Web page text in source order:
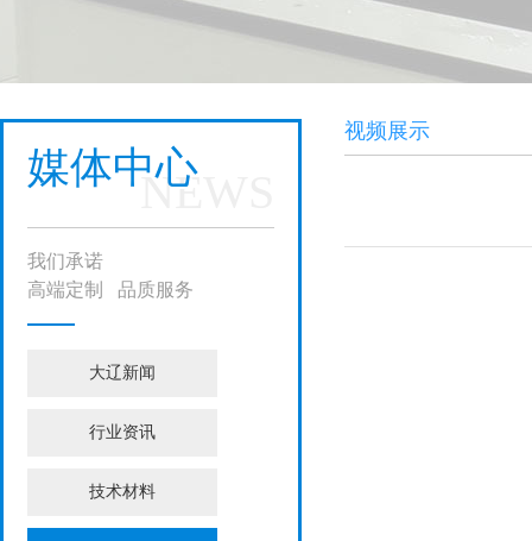
NEWS
媒体中心
我们承诺
高端定制 品质服务
大辽新闻
行业资讯
技术材料
视频展示